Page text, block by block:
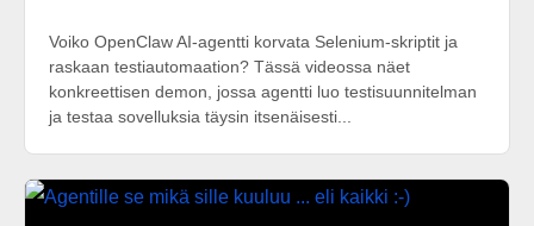
Voiko OpenClaw AI-agentti korvata Selenium-skriptit ja
raskaan testiautomaation? Tässä videossa näet
konkreettisen demon, jossa agentti luo testisuunnitelman
ja testaa sovelluksia täysin itsenäisesti...